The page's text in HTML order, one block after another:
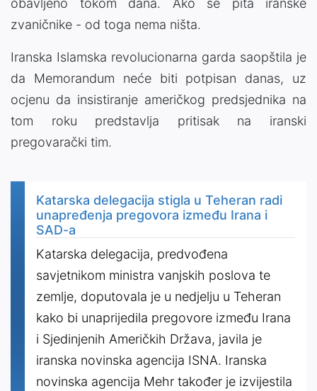
zvaničnike - od toga nema ništa.
Iranska Islamska revolucionarna garda saopštila je
da Memorandum neće biti potpisan danas, uz
ocjenu da insistiranje američkog predsjednika na
tom roku predstavlja pritisak na iranski
pregovarački tim.
Katarska delegacija stigla u Teheran radi
unapređenja pregovora između Irana i
SAD-a
Katarska delegacija, predvođena
savjetnikom ministra vanjskih poslova te
zemlje, doputovala je u nedjelju u Teheran
kako bi unaprijedila pregovore između Irana
i Sjedinjenih Američkih Država, javila je
iranska novinska agencija ISNA. Iranska
novinska agencija Mehr također je izvijestila